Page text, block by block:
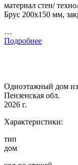
материал стен/
Брус 200х150 мм,
…
Подробнее
Одноэтажный дом из
Пензенская обл.
2026 г.
Характеристики:
тип
дом